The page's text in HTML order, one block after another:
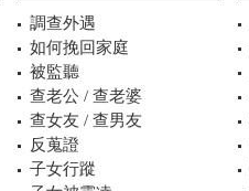
調查外遇
如何挽回家庭
被監聽
查老公 / 查老婆
查女友 / 查男友
反蒐證
子女行蹤